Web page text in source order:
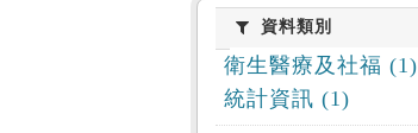
資料類別
資料類別
衛生醫療及社福 (1)
統計資訊 (1)